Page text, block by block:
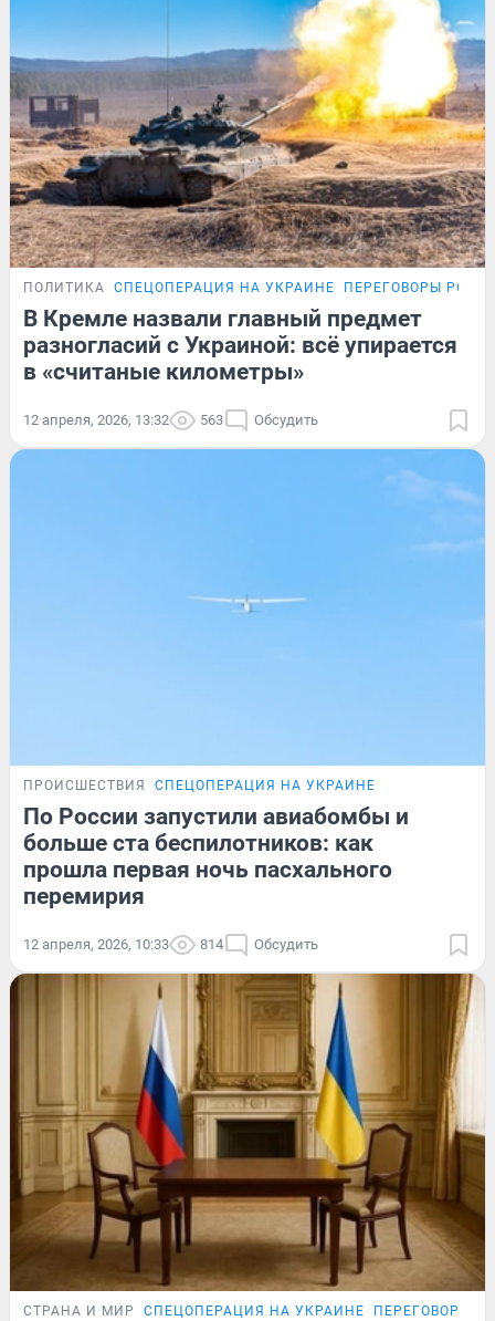
ПОЛИТИКА СПЕЦОПЕРАЦИЯ НА УКРАИНЕ ПЕРЕГОВОРЫ
В Кремле назвали главный предмет
разногласий с Украиной: всё упирается
в «считаные километры»
12 апреля, 2026, 13:32 563 Обсудить
ПРОИСШЕСТВИЯ СПЕЦОПЕРАЦИЯ НА УКРАИНЕ
По России запустили авиабомбы и
больше ста беспилотников: как
прошла первая ночь пасхального
перемирия
12 апреля, 2026, 10:33 814 Обсудить
СТРАНА И МИР СПЕЦОПЕРАЦИЯ НА УКРАИНЕ ПЕРЕГОВОРЫ